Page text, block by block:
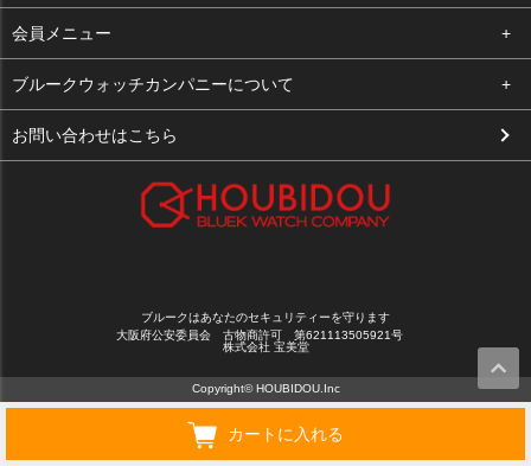
カートに入れる
よくある質問
支払い・送料
お客様の声
会員メニュー
ログイン
お気に入り
ブルークウォッチカンパニーについて
会社概要
お問い合わせはこちら
ブルークはあなたのセキュリティーを守ります
大阪府公安委員会 古物商許可 第621113505921号
株式会社 宝美堂
Copyright© HOUBIDOU.Inc